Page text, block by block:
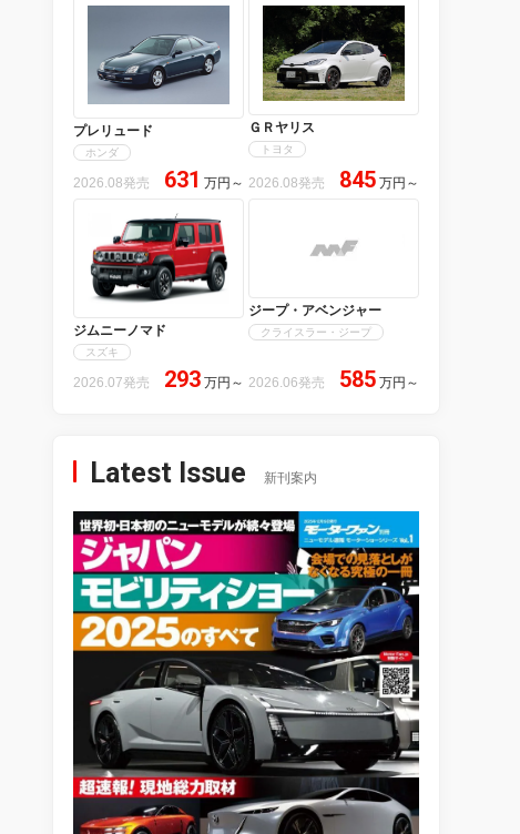
プレリュード
ホンダ
2026.08発売 631 万円 ～
ＧＲヤリス
トヨタ
2026.08発売 845 万円 ～
ジムニーノマド
スズキ
2026.07発売 293 万円 ～
ジープ・アベンジャー
クライスラー・ジープ
2026.06発売 585 万円 ～
Latest Issue 新刊案内